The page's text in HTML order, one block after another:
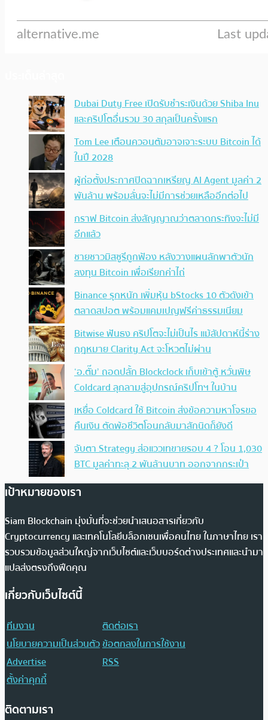
Dubai Duty Free เปิดรับชำระเงินด้วย Shiba Inu
และคริปโตอื่นรวม 30 สกุลเป็นครั้งแรก
Tom Lee เตือนควอนตัมอาจเจาะระบบ Bitcoin ได้
ในปี 2028
ผู้ก่อตั้งประกาศปิดฉากเหรียญ AI Agent มูลค่า 2
พันล้าน พร้อมลั่นจะไม่มีการช่วยเหลืออีกต่อไป
กราฟ Bitcoin ส่งสัญญาณว่าตลาดกระทิงจะไม่มี
อีกแล้ว
ชายชาวมิสซูรีถูกฟ้อง หลังวางแผนลักพาตัวนัก
ลงทุน Bitcoin เพื่อเรียกค่าไถ่
Binance รุกหนัก เพิ่มหุ้น bStocks 10 ตัวดังเข้า
ตลาดสปอต พร้อมแคมเปญฟรีค่าธรรมเนียม
Bitwise ฟันธง คริปโตจะไม่เป็นไร แม้สัปดาห์นี้ร่าง
กฎหมาย Clarity Act จะโหวตไม่ผ่าน
‘อ.ตั๊ม’ ถอดปลั้ก Blockclock เก็บเข้าตู้ หวั่นพิษ
Coldcard ลุกลามสู่อุปกรณ์คริปโทฯ ในบ้าน
เหยื่อ Coldcard ใช้ Bitcoin ส่งข้อความหาโจรขอ
คืนเงิน ตัดพ้อชีวิตโอนกลับมาสักนิดก็ยังดี
จับตา Strategy ส่อแววเทขายรอบ 4 ? โอน 1,030
BTC มูลค่าทะลุ 2 พันล้านบาท ออกจากกระเป๋า
เป้าหมายของเรา
Siam Blockchain มุ่งมั่นที่จะช่วยนำเสนอสารเกี่ยวกับ
Cryptocurrency และเทคโนโลยีบล็อกเชนเพื่อคนไทย ในภาษาไทย เรา
รวบรวมข้อมูลส่วนใหญ่จากเว็บไซต์และเว็บบอร์ดต่างประเทศและนำมา
แปลส่งตรงถึงฟีดคุณ
เกี่ยวกับเว็บไซต์นี้
ทีมงาน
ติดต่อเรา
นโยบายความเป็นส่วนตัวข้อตกลงในการใช้งาน
Advertise
RSS
ตั้งค่าคุกกี้
ติดตามเรา